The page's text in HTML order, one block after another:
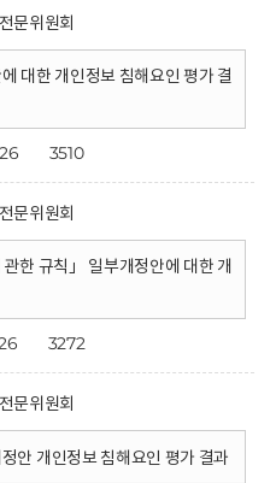
문위원회
대한 개인정보 침해요인 평가 결
3510
문위원회
한 규칙」 일부개정안에 대한 개
3272
문위원회
안 개인정보 침해요인 평가 결과